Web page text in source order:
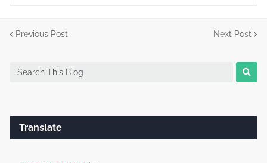
Previous Post Next Post
Translate